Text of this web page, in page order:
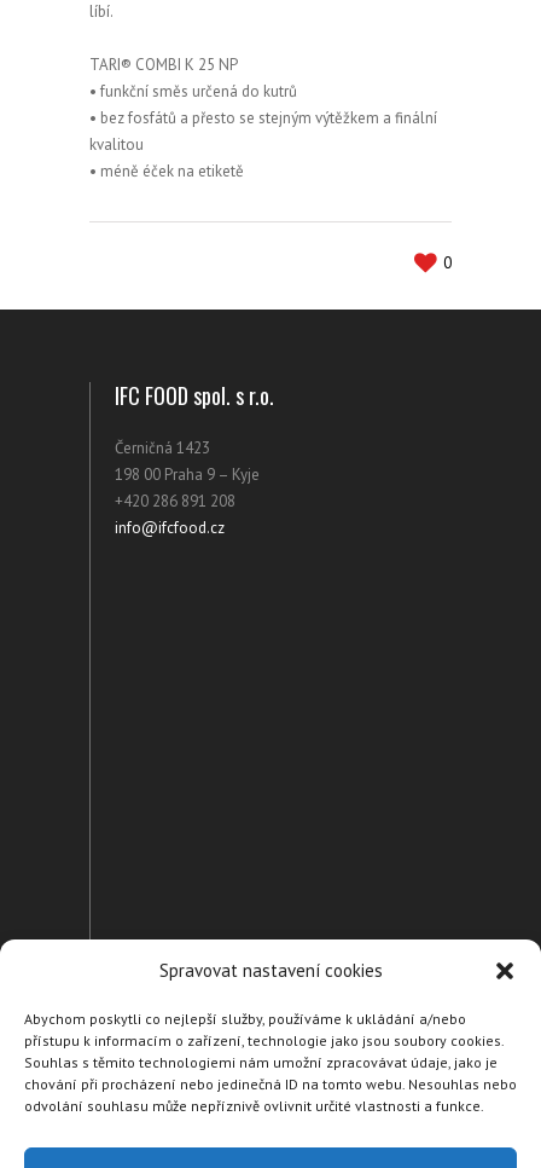
Spravovat nastavení cookies
Abychom poskytli co nejlepší služby, používáme k ukládání a/nebo
přístupu k informacím o zařízení, technologie jako jsou soubory cookies.
Souhlas s těmito technologiemi nám umožní zpracovávat údaje, jako je
chování při procházení nebo jedinečná ID na tomto webu. Nesouhlas nebo
odvolání souhlasu může nepříznivě ovlivnit určité vlastnosti a funkce.
líbí.
TARI® COMBI K 25 NP
• funkční směs určená do kutrů
• bez fosfátů a přesto se stejným výtěžkem a finální
kvalitou
• méně éček na etiketě
0
IFC FOOD spol. s r.o.
Černičná 1423
198 00 Praha 9 – Kyje
+420 286 891 208
info@ifcfood.cz
Domů
Naše suroviny